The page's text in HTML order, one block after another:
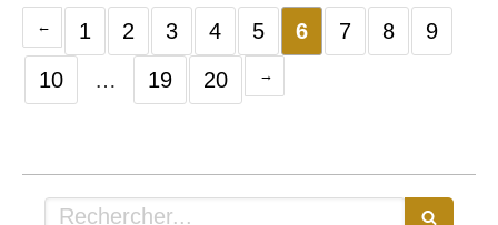
1 2 3 4 5 6 7 8
9
10
… 19 20
Rechercher